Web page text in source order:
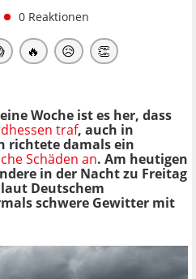
0 Reaktionen
🔥 😥 👏
Woche ist es her, dass
traf, auch in
richtete damals ein
Schäden an. Am heutigen
in der Nacht zu Freitag
Deutschem
schwere Gewitter mit